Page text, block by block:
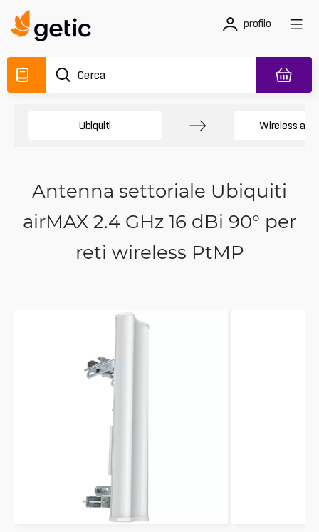
profilo
Ubiquiti Wireless
Antenna settoriale Ubiquiti
airMAX 2.4 GHz 16 dBi 90° per
reti wireless PtMP